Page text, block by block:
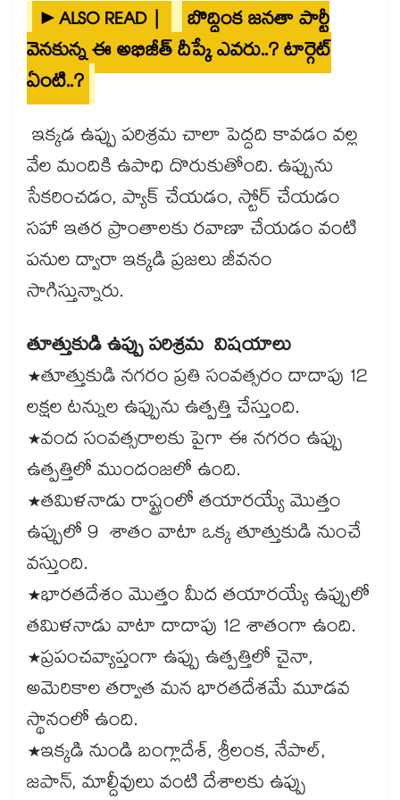
►ALSO READ |
బొద్దింక జనతా పార్టీ
వెనకున్న ఈ అభిజీత్ దీప్కే ఎవరు..? టార్గెట్
ఏంటి..?
ఇక్కడ ఉప్పు పరిశ్రమ చాలా పెద్దది కావడం వల్ల
వేల మందికి ఉపాధి దొరుకుతోంది. ఉప్పును
సేకరించడం, ప్యాక్ చేయడం, స్టోర్ చేయడం
సహా ఇతర ప్రాంతాలకు రవాణా చేయడం వంటి
పనుల ద్వారా ఇక్కడి ప్రజలు జీవనం
సాగిస్తున్నారు.
తూత్తుకుడి ఉప్పు పరిశ్రమ విషయాలు
*తూత్తుకుడి నగరం ప్రతి సంవత్సరం దాదాపు 12
లక్షల టన్నుల ఉప్పును ఉత్పత్తి చేస్తుంది.
*వంద సంవత్సరాలకు పైగా ఈ నగరం ఉప్పు
ఉత్పత్తిలో ముందంజలో ఉంది.
*తమిళనాడు రాష్ట్రంలో తయారయ్యే మొత్తం
ఉప్పులో 9 శాతం వాటా ఒక్క తూత్తుకుడి నుంచే
వస్తుంది.
*భారతదేశం మొత్తం మీద తయారయ్యే ఉప్పులో
తమిళనాడు వాటా దాదాపు 12 శాతంగా ఉంది.
*ప్రపంచవ్యాప్తంగా ఉప్పు ఉత్పత్తిలో చైనా,
అమెరికాల తర్వాత మన భారతదేశమే మూడవ
స్థానంలో ఉంది.
*ఇక్కడి నుండి బంగ్లాదేశ్, శ్రీలంక, నేపాల్,
జపాన్, మాల్దీవులు వంటి దేశాలకు ఉప్పు